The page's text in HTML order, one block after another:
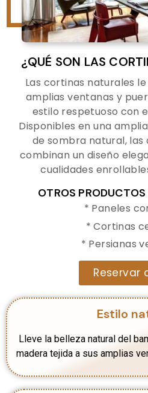
¿QUÉ SON LAS
Las cortinas naturales
amplias ventanas y
estilo respetuoso con
Disponibles en una
de sombra natural,
combinan un diseño
cualidades
OTROS
* Paneles
* Cortinas
* Persianas
Reservar
Estilo
Lleve la belleza natural del
madera tejida a sus amplias